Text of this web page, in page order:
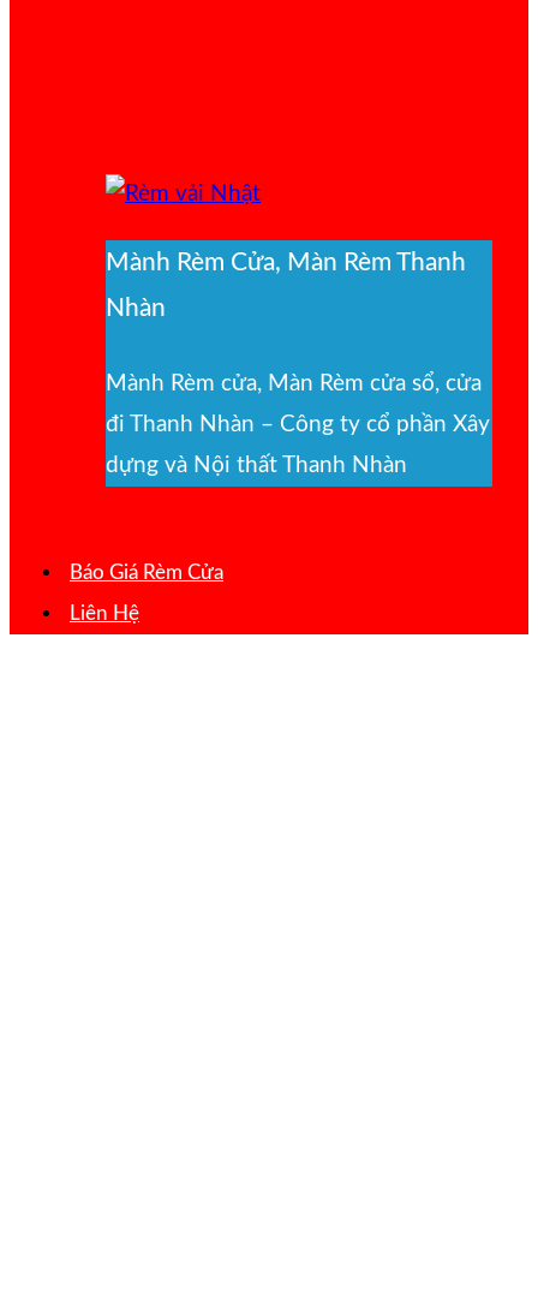
Mành Rèm Cửa, Màn Rèm Thanh
Nhàn
Mành Rèm cửa, Màn Rèm cửa sổ, cửa
đi Thanh Nhàn – Công ty cổ phần Xây
dựng và Nội thất Thanh Nhàn
Báo Giá Rèm Cửa
Liên Hệ